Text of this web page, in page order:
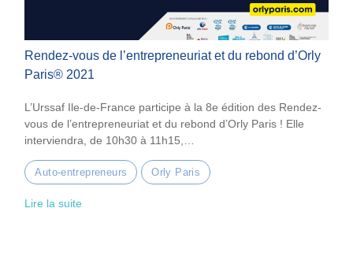
Rendez-vous de l’entrepreneuriat et du rebond d’Orly
Paris® 2021
L’Urssaf Ile-de-France participe à la 8e édition des Rendez-
vous de l’entrepreneuriat et du rebond d’Orly Paris ! Elle
interviendra, de 10h30 à 11h15,…
Auto-entrepreneurs Orly Paris
Lire la suite